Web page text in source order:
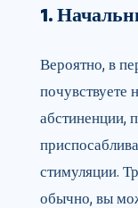
1.
Вероятно, в
почувствуете
абстиненции,
стимуляции.
обычно, вы